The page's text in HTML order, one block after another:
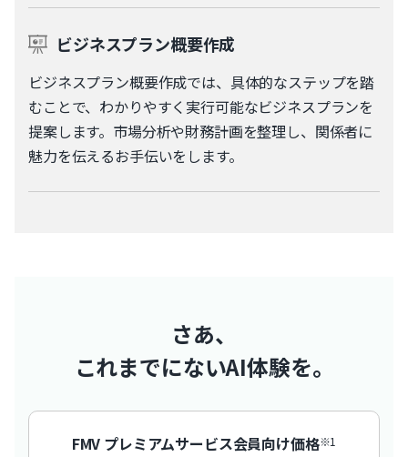
ビジネスプラン概要作成
ビジネスプラン概要作成では、具体的なステップを踏
むことで、わかりやすく実行可能なビジネスプランを
提案します。市場分析や財務計画を整理し、関係者に
魅力を伝えるお手伝いをします。
さあ、
これまでにないAI体験を。
FMV プレミアムサービス会員向け価格※1